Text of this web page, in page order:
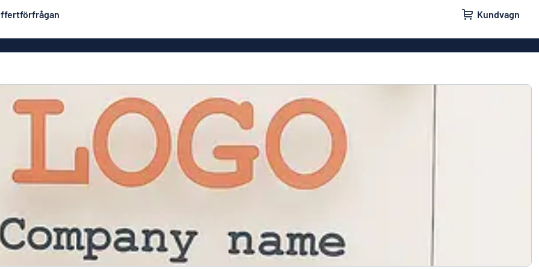
Kundvagn
Rollups
Rostfria skyltar
Taktila skyltar
Träskyltar
Aluminiumskyltar i
emaljstil
Brevlådeskyltar Namnskyltar
Dekaler
Märkskyltar